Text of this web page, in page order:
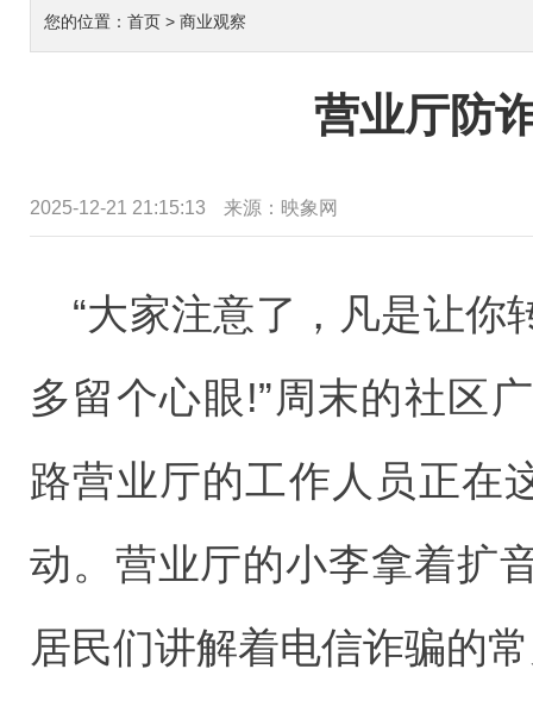
您的位置： 首页 > 商业观察
营业厅防
2025-12-21 21:15:13 来源：映象网
“大家注意了，凡是让你
多留个心眼!”周末的社区
路营业厅的工作人员正在
动。营业厅的小李拿着扩
居民们讲解着电信诈骗的